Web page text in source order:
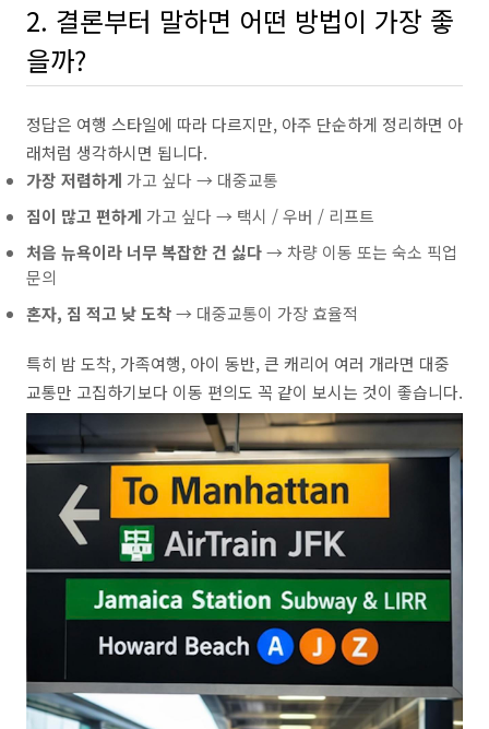
2. 결론부터 말하면 어떤 방법이 가장 좋
을까?
정답은 여행 스타일에 따라 다르지만, 아주 단순하게 정리하면 아
래처럼 생각하시면 됩니다.
가장 저렴하게 가고 싶다 → 대중교통
짐이 많고 편하게 가고 싶다 → 택시 / 우버 / 리프트
처음 뉴욕이라 너무 복잡한 건 싫다→ 차량 이동 또는 숙소 픽업
문의
혼자, 짐 적고 낮 도착→ 대중교통이 가장 효율적
특히 밤 도착, 가족여행, 아이 동반, 큰 캐리어 여러 개라면 대중
교통만 고집하기보다 이동 편의도 꼭 같이 보시는 것이 좋습니다.